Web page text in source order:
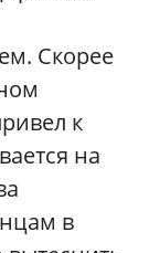
Скорее
к
на
в